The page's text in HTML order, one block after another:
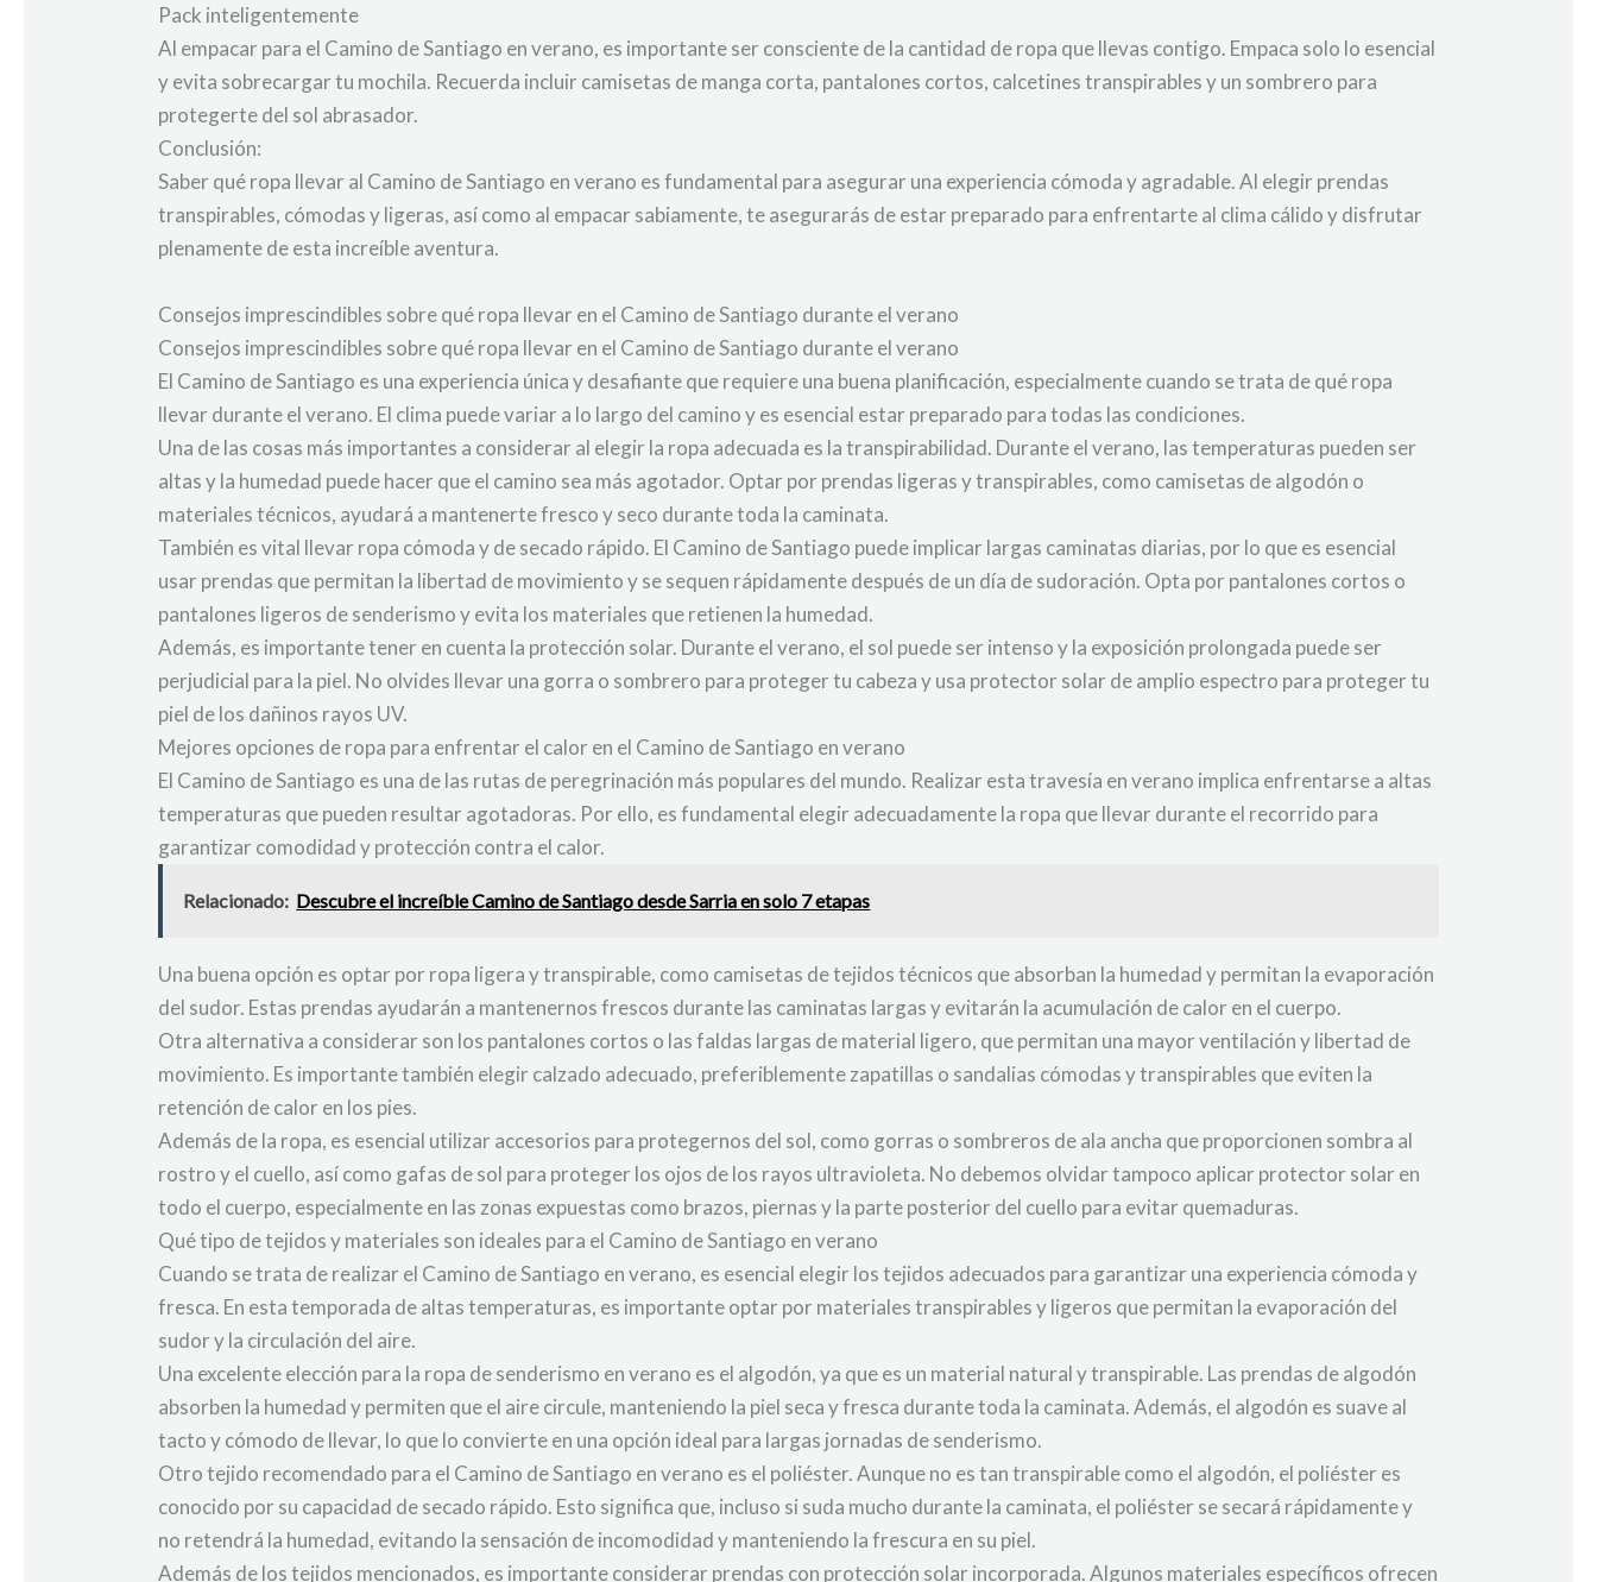
Pack inteligentemente
Al empacar para el Camino de Santiago en verano, es importante ser consciente de la cantidad de ropa que llevas contigo. Empaca solo lo esencial
y evita sobrecargar tu mochila. Recuerda incluir camisetas de manga corta, pantalones cortos, calcetines transpirables y un sombrero para
protegerte del sol abrasador.
Conclusión:
Saber qué ropa llevar al Camino de Santiago en verano es fundamental para asegurar una experiencia cómoda y agradable. Al elegir prendas
transpirables, cómodas y ligeras, así como al empacar sabiamente, te asegurarás de estar preparado para enfrentarte al clima cálido y disfrutar
plenamente de esta increíble aventura.
Consejos imprescindibles sobre qué ropa llevar en el Camino de Santiago durante el verano
Consejos imprescindibles sobre qué ropa llevar en el Camino de Santiago durante el verano
El Camino de Santiago es una experiencia única y desafiante que requiere una buena planificación, especialmente cuando se trata de qué ropa
llevar durante el verano. El clima puede variar a lo largo del camino y es esencial estar preparado para todas las condiciones.
Una de las cosas más importantes a considerar al elegir la ropa adecuada es la transpirabilidad. Durante el verano, las temperaturas pueden ser
altas y la humedad puede hacer que el camino sea más agotador. Optar por prendas ligeras y transpirables, como camisetas de algodón o
materiales técnicos, ayudará a mantenerte fresco y seco durante toda la caminata.
También es vital llevar ropa cómoda y de secado rápido. El Camino de Santiago puede implicar largas caminatas diarias, por lo que es esencial
usar prendas que permitan la libertad de movimiento y se sequen rápidamente después de un día de sudoración. Opta por pantalones cortos o
pantalones ligeros de senderismo y evita los materiales que retienen la humedad.
Además, es importante tener en cuenta la protección solar. Durante el verano, el sol puede ser intenso y la exposición prolongada puede ser
perjudicial para la piel. No olvides llevar una gorra o sombrero para proteger tu cabeza y usa protector solar de amplio espectro para proteger tu
piel de los dañinos rayos UV.
Mejores opciones de ropa para enfrentar el calor en el Camino de Santiago en verano
El Camino de Santiago es una de las rutas de peregrinación más populares del mundo. Realizar esta travesía en verano implica enfrentarse a altas
temperaturas que pueden resultar agotadoras. Por ello, es fundamental elegir adecuadamente la ropa que llevar durante el recorrido para
garantizar comodidad y protección contra el calor.
Relacionado: Descubre el increíble Camino de Santiago desde Sarria en solo 7 etapas
Una buena opción es optar por ropa ligera y transpirable, como camisetas de tejidos técnicos que absorban la humedad y permitan la evaporación
del sudor. Estas prendas ayudarán a mantenernos frescos durante las caminatas largas y evitarán la acumulación de calor en el cuerpo.
Otra alternativa a considerar son los pantalones cortos o las faldas largas de material ligero, que permitan una mayor ventilación y libertad de
movimiento. Es importante también elegir calzado adecuado, preferiblemente zapatillas o sandalias cómodas y transpirables que eviten la
retención de calor en los pies.
Además de la ropa, es esencial utilizar accesorios para protegernos del sol, como gorras o sombreros de ala ancha que proporcionen sombra al
rostro y el cuello, así como gafas de sol para proteger los ojos de los rayos ultravioleta. No debemos olvidar tampoco aplicar protector solar en
todo el cuerpo, especialmente en las zonas expuestas como brazos, piernas y la parte posterior del cuello para evitar quemaduras.
Qué tipo de tejidos y materiales son ideales para el Camino de Santiago en verano
Cuando se trata de realizar el Camino de Santiago en verano, es esencial elegir los tejidos adecuados para garantizar una experiencia cómoda y
fresca. En esta temporada de altas temperaturas, es importante optar por materiales transpirables y ligeros que permitan la evaporación del
sudor y la circulación del aire.
Una excelente elección para la ropa de senderismo en verano es el algodón, ya que es un material natural y transpirable. Las prendas de algodón
absorben la humedad y permiten que el aire circule, manteniendo la piel seca y fresca durante toda la caminata. Además, el algodón es suave al
tacto y cómodo de llevar, lo que lo convierte en una opción ideal para largas jornadas de senderismo.
Otro tejido recomendado para el Camino de Santiago en verano es el poliéster. Aunque no es tan transpirable como el algodón, el poliéster es
conocido por su capacidad de secado rápido. Esto significa que, incluso si suda mucho durante la caminata, el poliéster se secará rápidamente y
no retendrá la humedad, evitando la sensación de incomodidad y manteniendo la frescura en su piel.
Además de los tejidos mencionados, es importante considerar prendas con protección solar incorporada. Algunos materiales específicos ofrecen